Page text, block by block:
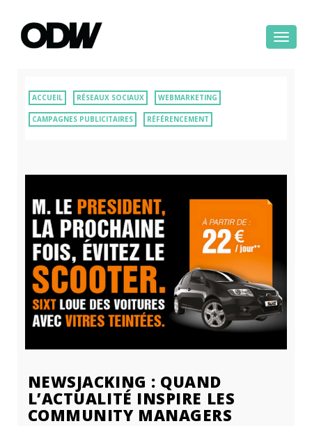
Toggle
ACCUEIL RÉSEAUX SOCIAUX WEBMARKETING
CAMPAGNES PUBLICITAIRES RÉFÉRENCEMENT
NEWSJACKING : QUAND
L’ACTUALITÉ INSPIRE LES
COMMUNITY MANAGERS